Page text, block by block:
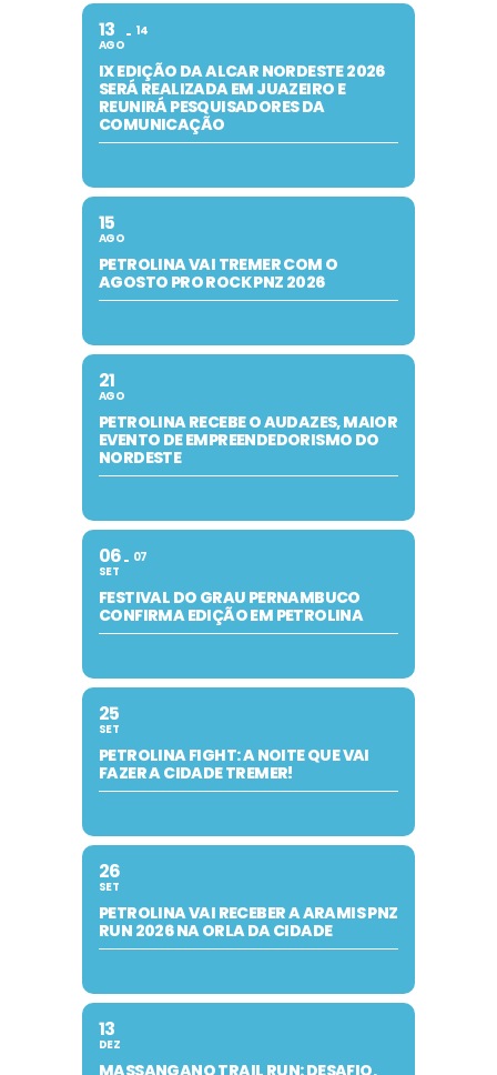
13
AGO
14
IX EDIÇÃO DA ALCAR NORDESTE 2026
SERÁ REALIZADA EM JUAZEIRO E
REUNIRÁ PESQUISADORES DA
COMUNICAÇÃO
15
AGO
PETROLINA VAI TREMER COM O
AGOSTO PRO ROCK PNZ 2026
21
AGO
PETROLINA RECEBE O AUDAZES, MAIOR
EVENTO DE EMPREENDEDORISMO DO
NORDESTE
06
SET
07
FESTIVAL DO GRAU PERNAMBUCO
CONFIRMA EDIÇÃO EM PETROLINA
25
SET
PETROLINA FIGHT: A NOITE QUE VAI
FAZER A CIDADE TREMER!
26
SET
PETROLINA VAI RECEBER A ARAMIS PNZ
RUN 2026 NA ORLA DA CIDADE
13
DEZ